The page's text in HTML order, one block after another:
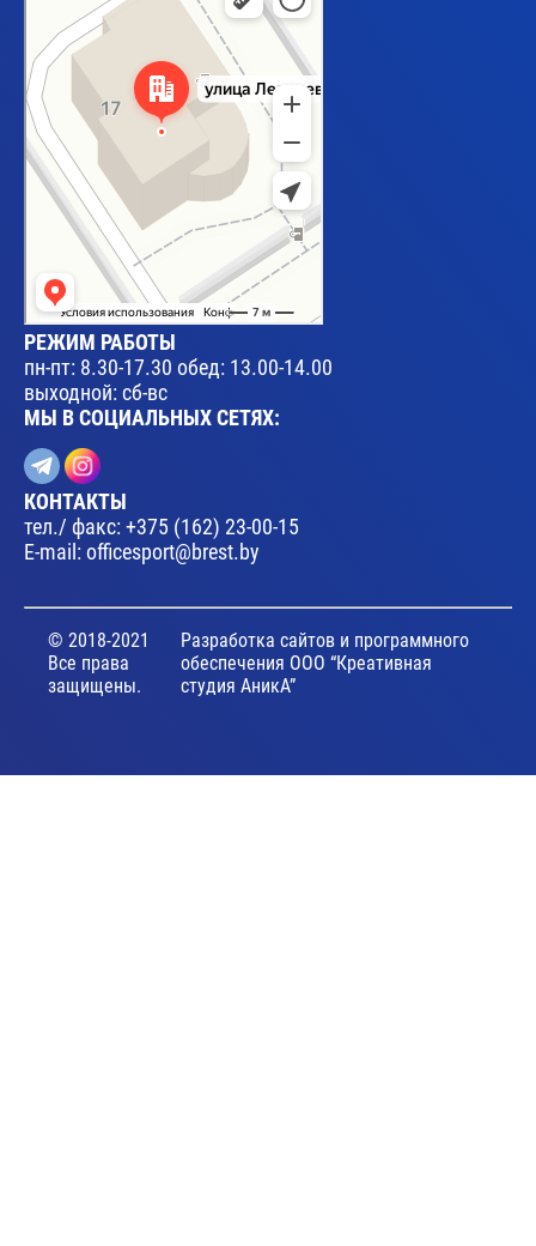
РЕЖИМ РАБОТЫ
пн-пт: 8.30-17.30 обед: 13.00-14.00
выходной: сб-вс
МЫ В СОЦИАЛЬНЫХ СЕТЯХ:
КОНТАКТЫ
тел./ факс:+375 (162) 23-00-15
E-mail: officesport@brest.by
© 2018-2021
Все права
защищены.
Разработка сайтов и программного
обеспечения ООО “Креативная
студия АникА”